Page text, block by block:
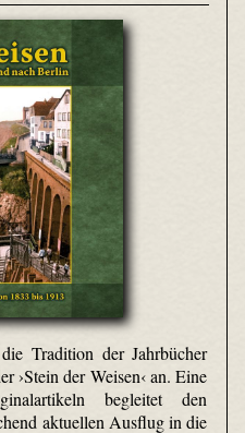
Tradition der Jahrbücher
›Stein der Weisen‹ an. Eine
begleitet den
aktuellen Ausflug in die